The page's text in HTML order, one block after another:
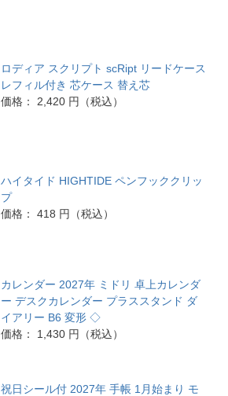
ロディア スクリプト scRipt リードケース
レフィル付き 芯ケース 替え芯
価格： 2,420 円（税込）
ハイタイド HIGHTIDE ペンフッククリッ
プ
価格： 418 円（税込）
カレンダー 2027年 ミドリ 卓上カレンダ
ー デスクカレンダー プラススタンド ダ
イアリー B6 変形 ◇
価格： 1,430 円（税込）
祝日シール付 2027年 手帳 1月始まり モ